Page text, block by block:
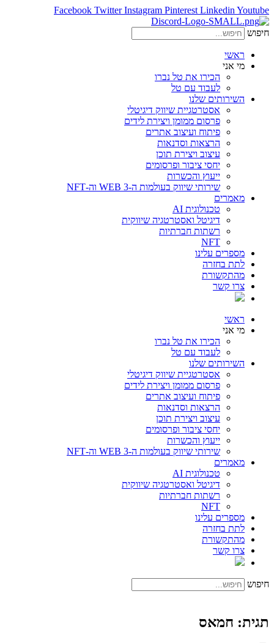
Facebook Twitter Instagram Pinterest Linkedin Youtube
חיפוש
ראשי
מי אני
הכירו את טל נברו
לעבוד עם טל
השירותים שלנו
אסטרטגיית שיווק דיגיטלי
פרסום ממומן ויצירת לידים
פיתוח ועיצוב אתרים
הרצאות וסדנאות
עיצוב ויצירת תוכן
יחסי ציבור ופרסומים
ייעוץ והכשרות
שירותי שיווק בעולמות ה-WEB 3 וה-NFT
מאמרים
טכנולוגית AI
דיגיטל ואסטרטגיה שיווקית
רשתות חברתיות
NFT
מספרים עלינו
לתת בחזרה
מהתקשורת
צרו קשר
ראשי
מי אני
הכירו את טל נברו
לעבוד עם טל
השירותים שלנו
אסטרטגיית שיווק דיגיטלי
פרסום ממומן ויצירת לידים
פיתוח ועיצוב אתרים
הרצאות וסדנאות
עיצוב ויצירת תוכן
יחסי ציבור ופרסומים
ייעוץ והכשרות
שירותי שיווק בעולמות ה-WEB 3 וה-NFT
מאמרים
טכנולוגית AI
דיגיטל ואסטרטגיה שיווקית
רשתות חברתיות
NFT
מספרים עלינו
לתת בחזרה
מהתקשורת
צרו קשר
חיפוש
תגית: חמאס